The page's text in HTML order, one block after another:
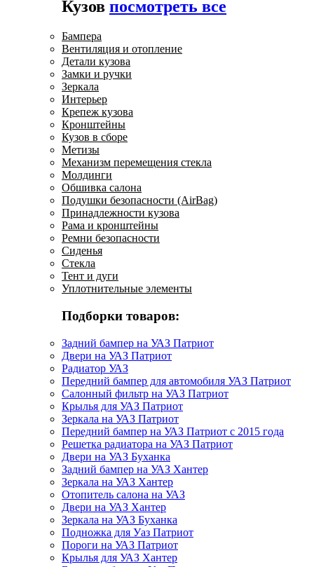
Кузов посмотреть все
Бампера
Вентиляция и отопление
Детали кузова
Замки и ручки
Зеркала
Интерьер
Крепеж кузова
Кронштейны
Кузов в сборе
Метизы
Механизм перемещения стекла
Молдинги
Обшивка салона
Подушки безопасности (AirBag)
Принадлежности кузова
Рама и кронштейны
Ремни безопасности
Сиденья
Стекла
Тент и дуги
Уплотнительные элементы
Подборки товаров:
Задний бампер на УАЗ Патриот
Двери на УАЗ Патриот
Радиатор УАЗ
Передний бампер для автомобиля УАЗ Патриот
Салонный фильтр на УАЗ Патриот
Крылья для УАЗ Патриот
Зеркала на УАЗ Патриот
Передний бампер на УАЗ Патриот с 2015 года
Решетка радиатора на УАЗ Патриот
Двери на УАЗ Буханка
Задний бампер на УАЗ Хантер
Зеркала на УАЗ Хантер
Отопитель салона на УАЗ
Двери на УАЗ Хантер
Зеркала на УАЗ Буханка
Подножка для Уаз Патриот
Пороги на УАЗ Патриот
Крылья для УАЗ Хантер